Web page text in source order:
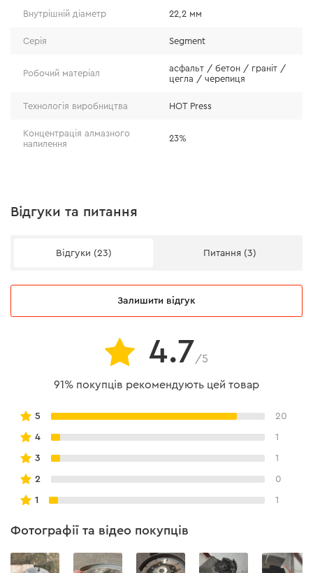
ефективним результатом. Для найбільш ефективної
роботи важливо підібрати відповідний диск: 115, 125,
150, 180 і 230 мм.
Внутрішній діаметр 22,2 мм
Серія Segment
Робочий матеріал
асфальт / бетон / граніт /
цегла / черепиця
Технологія виробництва HOT Press
Концентрація алмазного
напилення
23%
Відгуки та питання
Відгуки (23) Питання (3)
Залишити відгук
4.7/5
91% покупців рекомендують цей товар
5 20
4 1
3 1
2 0
1 1
Фотографії та відео покупців